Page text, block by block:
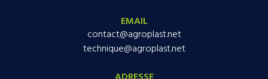
EMAIL
contact@agroplast.net
technique@agroplast.net